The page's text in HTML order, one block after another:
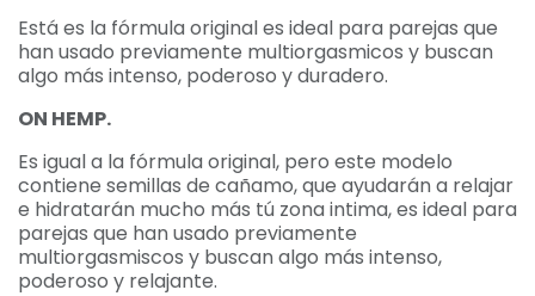
Está es la fórmula original es ideal para parejas que
han usado previamente multiorgasmicos y buscan
algo más intenso, poderoso y duradero.
ON HEMP.
Es igual a la fórmula original, pero este modelo
contiene semillas de cañamo, que ayudarán a relajar
e hidratarán mucho más tú zona intima, es ideal para
parejas que han usado previamente
multiorgasmiscos y buscan algo más intenso,
poderoso y relajante.